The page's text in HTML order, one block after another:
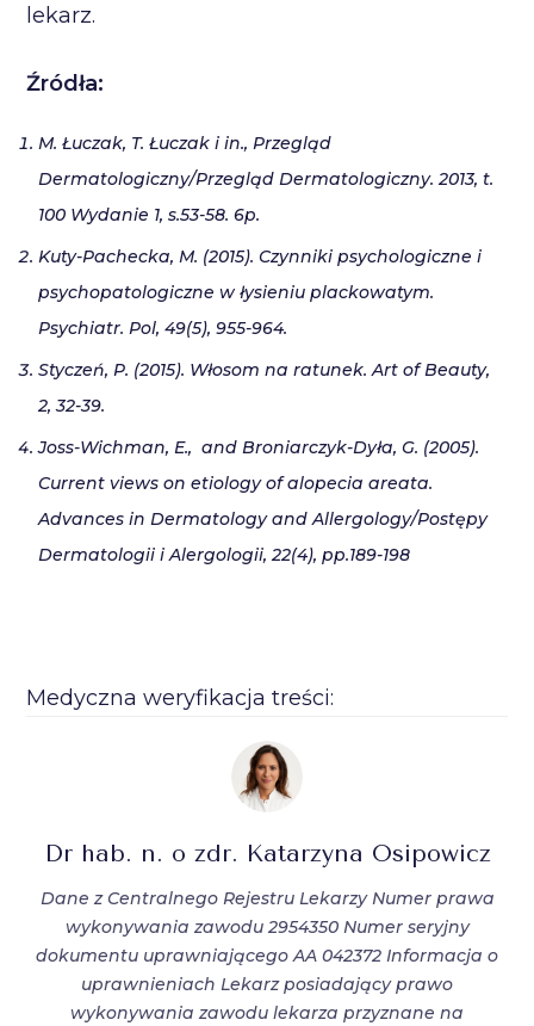
lekarz.
Źródła:
M. Łuczak, T. Łuczak i in., Przegląd
Dermatologiczny/Przegląd Dermatologiczny. 2013, t.
100 Wydanie 1, s.53-58. 6p.
Kuty-Pachecka, M. (2015). Czynniki psychologiczne i
psychopatologiczne w łysieniu plackowatym.
Psychiatr. Pol, 49(5), 955-964.
Styczeń, P. (2015). Włosom na ratunek. Art of Beauty,
2, 32-39.
Joss-Wichman, E., and Broniarczyk-Dyła, G. (2005).
Current views on etiology of alopecia areata.
Advances in Dermatology and Allergology/Postępy
Dermatologii i Alergologii, 22(4), pp.189-198
Medyczna weryfikacja treści:
Dr hab. n. o zdr. Katarzyna Osipowicz
Dane z Centralnego Rejestru Lekarzy Numer prawa
wykonywania zawodu 2954350 Numer seryjny
dokumentu uprawniającego AA 042372 Informacja o
uprawnieniach Lekarz posiadający prawo
wykonywania zawodu lekarza przyznane na